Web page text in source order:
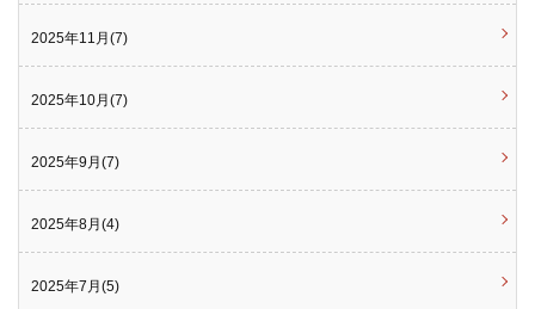
2025年11月(7)
2025年10月(7)
2025年9月(7)
2025年8月(4)
2025年7月(5)